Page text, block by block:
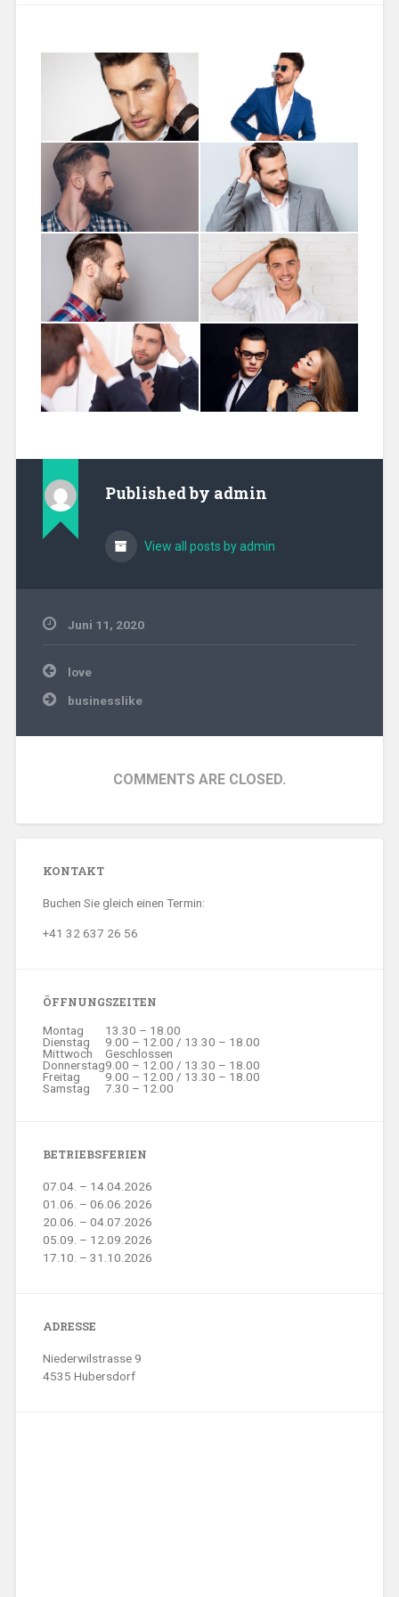
Published by admin
View all posts by admin
Juni 11, 2020
Beitragsnavigation
love
businesslike
COMMENTS ARE CLOSED.
KONTAKT
Buchen Sie gleich einen Termin:
+41 32 637 26 56
ÖFFNUNGSZEITEN
Montag
13.30 – 18.00
Dienstag
9.00 – 12.00 / 13.30 – 18.00
Mittwoch
Geschlossen
Donnerstag9.00 – 12.00 / 13.30 – 18.00
Freitag
9.00 – 12.00 / 13.30 – 18.00
Samstag
7.30 – 12.00
BETRIEBSFERIEN
07.04. – 14.04.2026
01.06. – 06.06.2026
20.06. – 04.07.2026
05.09. – 12.09.2026
17.10. – 31.10.2026
ADRESSE
Niederwilstrasse 9
4535 Hubersdorf